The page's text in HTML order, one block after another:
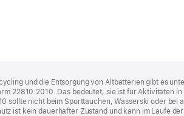
und die Entsorgung von Altbatterien gibt es
22810:2010. Das bedeutet, sie ist für Aktivitäten
sollte nicht beim Sporttauchen, Wasserski oder bei
ist kein dauerhafter Zustand und kann im Laufe